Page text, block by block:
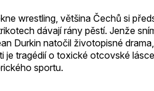
wrestling, většina Čechů si
dávají rány pěstí. Jenže
Durkin natočil životopisné
je tragédií o toxické otcovské
sportu.